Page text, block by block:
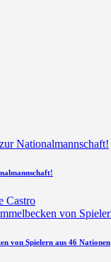
Castro
von Spielern aus 46 Nationen